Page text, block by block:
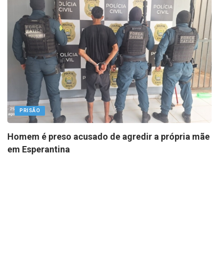
PRISÃO
Homem é preso acusado de agredir a própria mãe
em Esperantina